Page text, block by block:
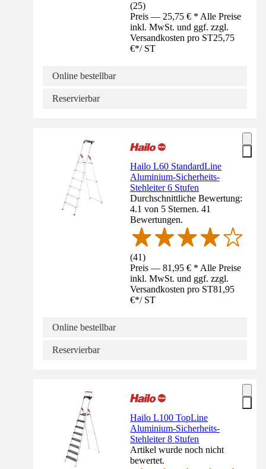
(25)
Preis — 25,75 € * Alle Preise
inkl. MwSt. und ggf. zzgl.
Versandkosten pro ST25,75
€*/ ST
Online bestellbar
Reservierbar
Hailo L60 StandardLine
Aluminium-Sicherheits-
Stehleiter 6 Stufen
Durchschnittliche Bewertung:
4.1 von 5 Sternen. 41
Bewertungen.
(41)
Preis — 81,95 € * Alle Preise
inkl. MwSt. und ggf. zzgl.
Versandkosten pro ST81,95
€*/ ST
Online bestellbar
Reservierbar
Hailo L100 TopLine
Aluminium-Sicherheits-
Stehleiter 8 Stufen
Artikel wurde noch nicht
bewertet.